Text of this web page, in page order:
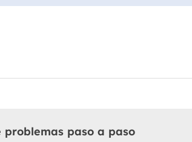
problemas paso a paso